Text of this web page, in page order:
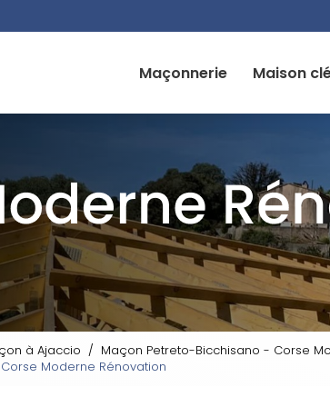
Maçonnerie
Maison
à Ajaccio
Maçon Petreto-Bicchisano - Corse
Moderne Rénovation